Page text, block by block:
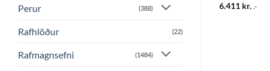
Perur (388)
Rafhlöður (22)
Rafmagnsefni (1484)
6.411 kr. .-